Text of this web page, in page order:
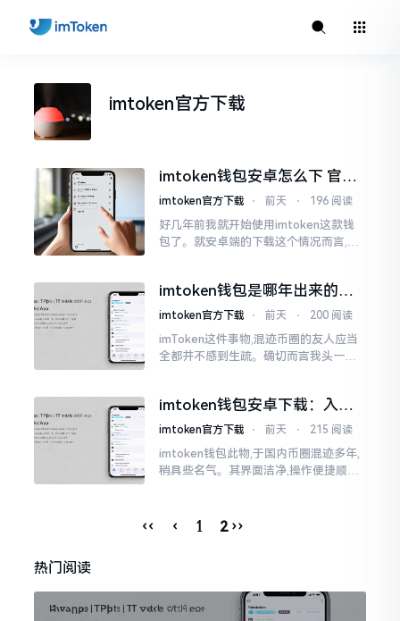
imtoken官方下载
imtoken钱包安卓怎么下 官方
渠道避坑指南
imtoken官方下载 ⋅ 前天 ⋅ 196 阅读
好几年前我就开始使用imtoken这款钱
包了。就安卓端的下载这个情况而言,实
人在下载的时候
imtoken钱包是哪年出来的？
一文给你说清楚
imtoken官方下载 ⋅ 前天 ⋅ 200 阅读
imToken这件事物,混迹币圈的友人应当
全都并不感到生疏。确切而言我头一回
着实较为便利。
imtoken钱包安卓下载：入口
在哪？老玩家的经验分享
imtoken官方下载 ⋅ 前天 ⋅ 215 阅读
imtoken钱包此物,于国内币圈混迹多年,
稍具些名气。其界面洁净,操作便捷顺手,
入。
‹‹ ‹ 1 2 ››
热门阅读